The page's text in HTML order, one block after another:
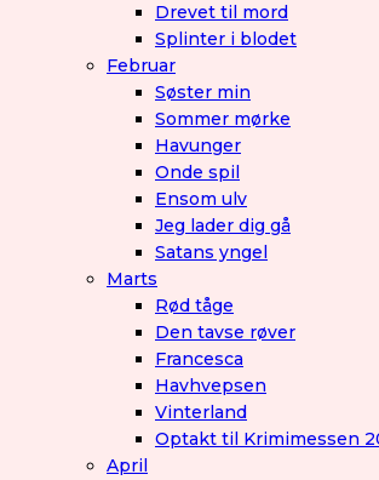
Drevet til mord
Splinter i blodet
Februar
Søster min
Sommer mørke
Havunger
Onde spil
Ensom ulv
Jeg lader dig gå
Satans yngel
Marts
Rød tåge
Den tavse røver
Francesca
Havhvepsen
Vinterland
Optakt til Krimimessen
April